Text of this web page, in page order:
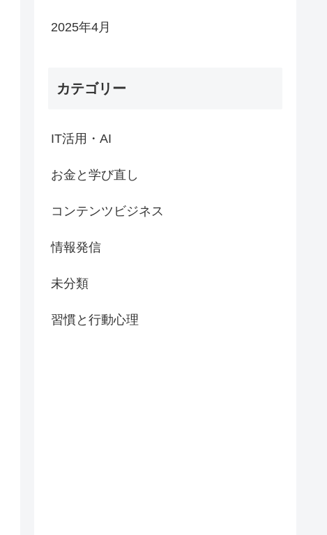
2025年4月
カテゴリー
IT活用・AI
お金と学び直し
コンテンツビジネス
情報発信
未分類
習慣と行動心理